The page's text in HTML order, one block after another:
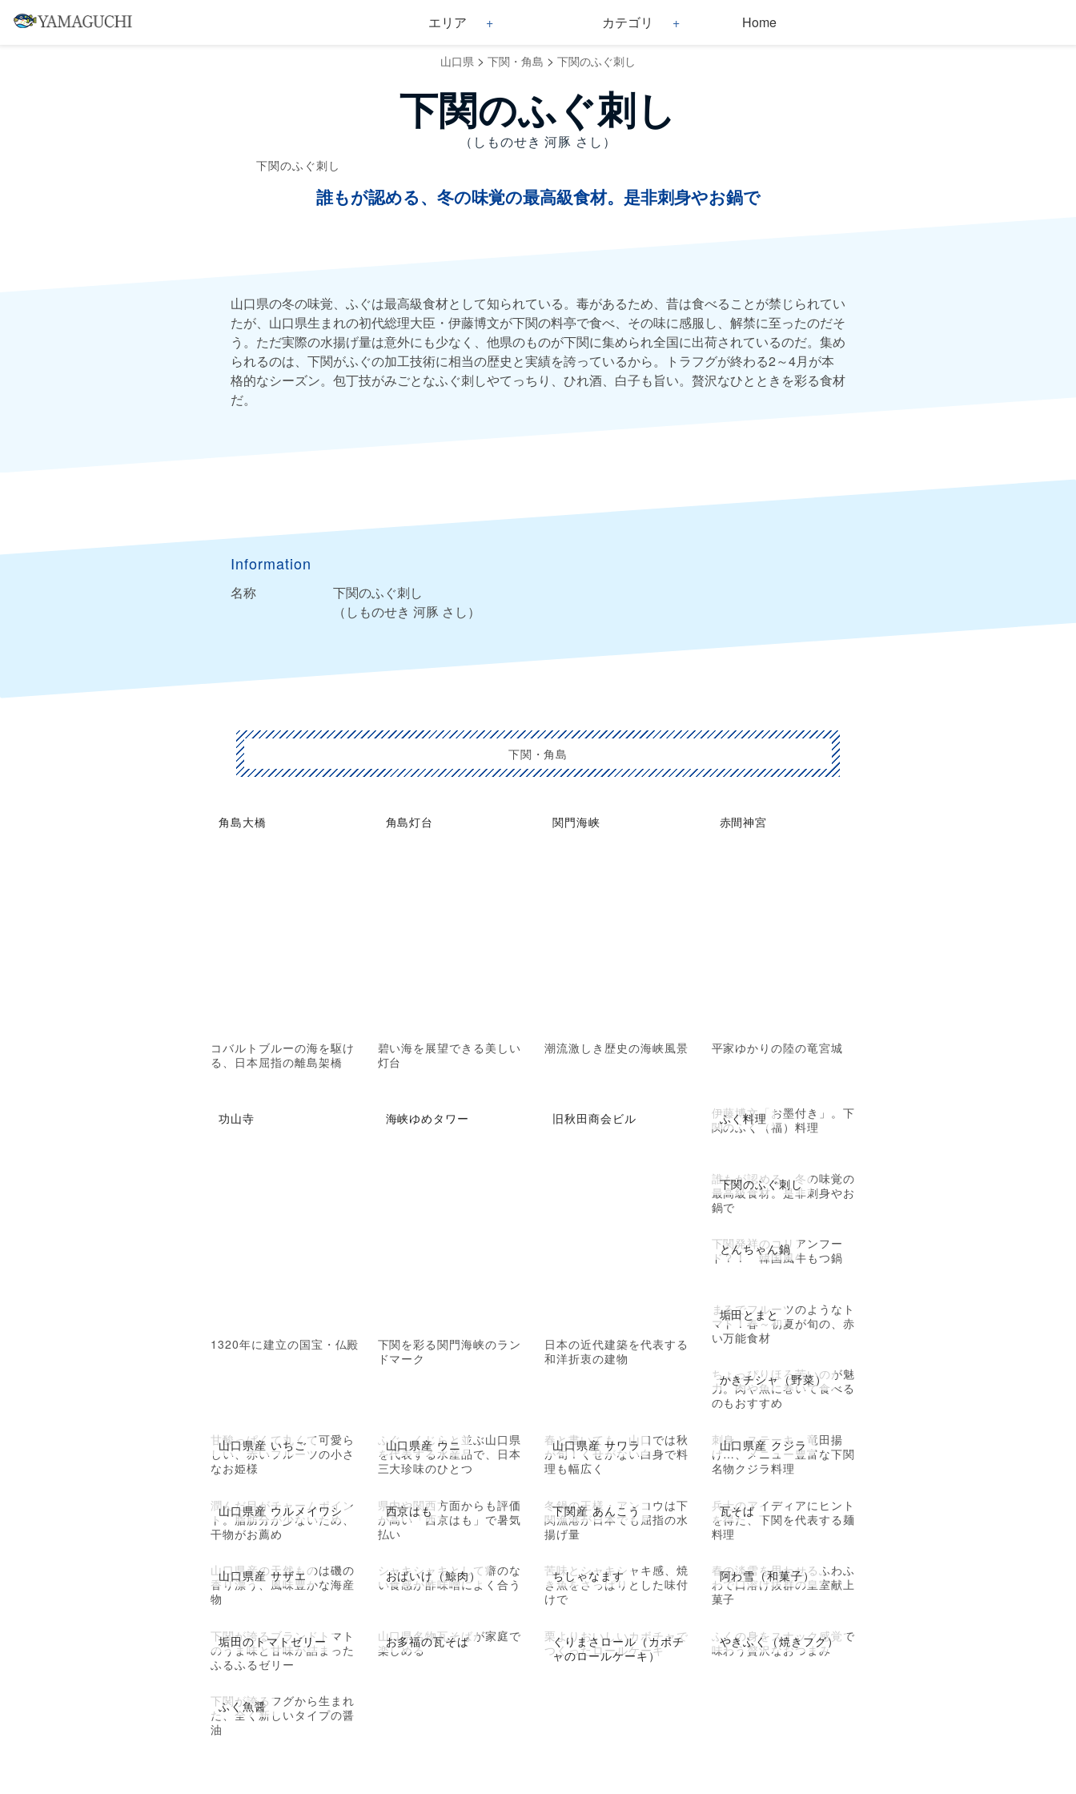
エリア カテゴリ Home
山口県 > 下関・角島 > 下関のふぐ刺し
下関のふぐ刺し
（しものせき 河豚 さし）
下関のふぐ刺し
誰もが認める、冬の味覚の最高級食材。是非刺身やお鍋で
山口県の冬の味覚、ふぐは最高級食材として知られている。毒があるため、昔は食べることが禁じられてい
たが、山口県生まれの初代総理大臣・伊藤博文が下関の料亭で食べ、その味に感服し、解禁に至ったのだそ
う。ただ実際の水揚げ量は意外にも少なく、他県のものが下関に集められ全国に出荷されているのだ。集め
られるのは、下関がふぐの加工技術に相当の歴史と実績を誇っているから。トラフグが終わる2～4月が本
格的なシーズン。包丁技がみごとなふぐ刺しやてっちり、ひれ酒、白子も旨い。贅沢なひとときを彩る食材
だ。
Information
名称
下関のふぐ刺し
（しものせき 河豚 さし）
下関・角島
角島大橋
コバルトブルーの海を駆け
る、日本屈指の離島架橋
角島灯台
碧い海を展望できる美しい
灯台
関門海峡
潮流激しき歴史の海峡風景
赤間神宮
平家ゆかりの陸の竜宮城
功山寺
1320年に建立の国宝・仏殿
海峡ゆめタワー
下関を彩る関門海峡のラン
ドマーク
旧秋田商会ビル
日本の近代建築を代表する
和洋折衷の建物
ふく料理
伊藤博文「お墨付き」。下
関のふく（福）料理
下関のふぐ刺し
誰もが認める、冬の味覚の
最高級食材。是非刺身やお
鍋で
とんちゃん鍋
下関発祥のコリアンフー
ド？！ 韓国風牛もつ鍋
垢田とまと
まるでフルーツのようなト
マト！春～初夏が旬の、赤
い万能食材
かきチシャ（野菜）
ちょっぴりほろ苦いのが魅
力。肉や魚に巻いて食べる
のもおすすめ
山口県産 いちご
甘酸っぱくて丸くて可愛ら
しい、赤いフルーツの小さ
なお姫様
山口県産 ウニ
ふぐ、くじらと並ぶ山口県
を代表する水産品で、日本
三大珍味のひとつ
山口県産 サワラ
春と書いても、山口では秋
が旬！くせがない白身で料
理も幅広く
山口県産 クジラ
刺身、ステーキ、竜田揚
げ…、メニュー豊富な下関
名物クジラ料理
山口県産 ウルメイワシ
潤んだ目がチャームポイン
ト。脂肪分が少ないため、
干物がお薦め
西京はも
県内や関西方面からも評価
が高い「西京はも」で暑気
払い
下関産 あんこう
冬鍋の王様・アンコウは下
関漁港が日本でも屈指の水
揚げ量
瓦そば
兵士のアイディアにヒント
を得た、下関を代表する麺
料理
山口県産 サザエ
山口県産の天然ものは磯の
香り漂う、風味豊かな海産
物
おばいけ（鯨肉）
シャキシャキとして癖のな
い食感が酢味噌によく合う
ちしゃなます
苦味とシャキシャキ感、焼
き魚をさっぱりとした味付
けで
阿わ雪（和菓子）
春の淡雪を思わせるふわふ
わで口溶け抜群の皇室献上
菓子
垢田のトマトゼリー
下関が誇るブランドトマト
のうま味と甘味が詰まった
ふるふるゼリー
お多福の瓦そば
山口県名物瓦そばが家庭で
楽しめる
くりまさロール（カボチ
ャのロールケーキ）
栗よりおいしいカボチャで
つくったロールケーキ
やきふく（焼きフグ）
ふくの身をスナック感覚で
味わう贅沢なおつまみ
ふく魚醤
下関が誇るフグから生まれ
た、全く新しいタイプの醤
油